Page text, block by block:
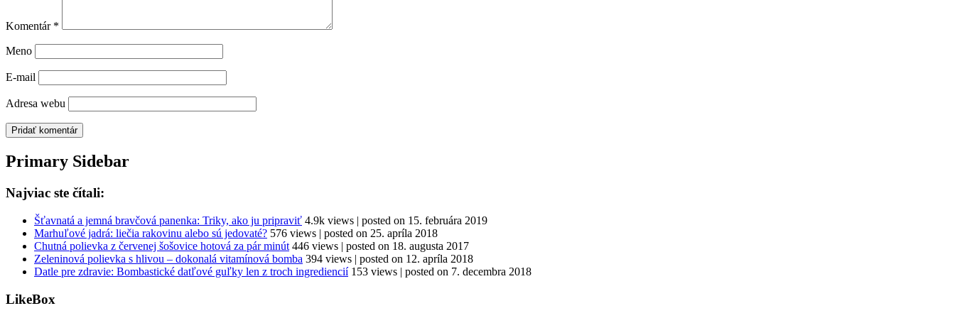
Komentár *
Meno
E-mail
Adresa webu
Primary Sidebar
Najviac ste čítali:
Šťavnatá a jemná bravčová panenka: Triky, ako ju pripraviť 4.9k views | posted on 15. februára 2019
Marhuľové jadrá: liečia rakovinu alebo sú jedovaté? 576 views | posted on 25. apríla 2018
Chutná polievka z červenej šošovice hotová za pár minút 446 views | posted on 18. augusta 2017
Zeleninová polievka s hlivou – dokonalá vitamínová bomba 394 views | posted on 12. apríla 2018
Datle pre zdravie: Bombastické datľové guľky len z troch ingrediencií 153 views | posted on 7. decembra 2018
LikeBox